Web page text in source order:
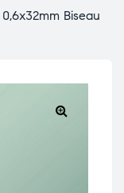
Biseau